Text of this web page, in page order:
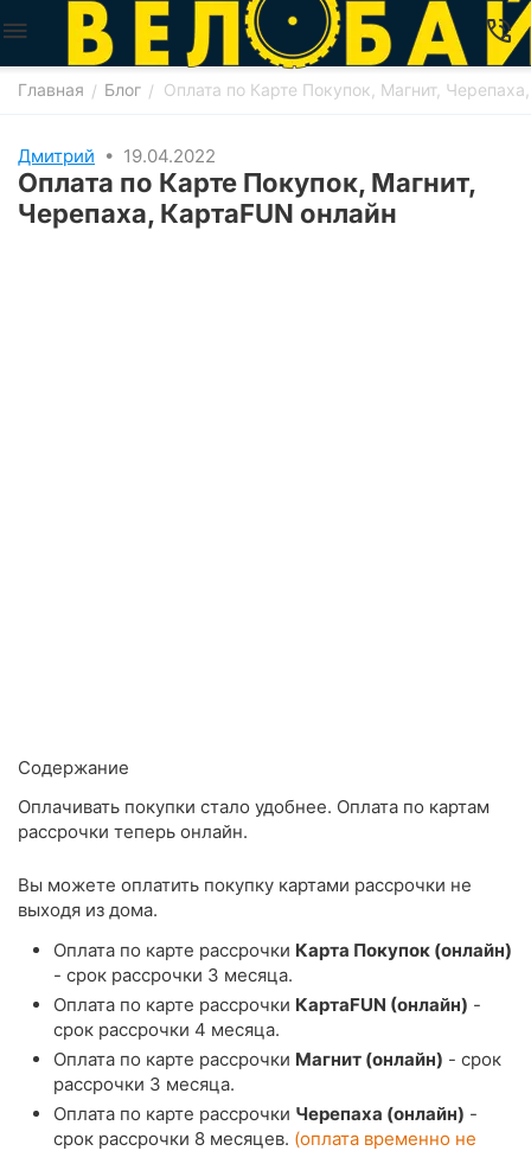
Главная / Блог / Оплата по Карте Покупок, Магнит,
Дмитрий • 19.04.2022
Оплата по Карте Покупок, Магнит,
Черепаха, КартаFUN онлайн
Содержание
Оплачивать покупки стало удобнее. Оплата по картам
рассрочки теперь онлайн.
Вы можете оплатить покупку картами рассрочки не
выходя из дома.
Оплата по карте рассрочки Карта Покупок (онлайн)
- срок рассрочки 3 месяца.
Оплата по карте рассрочки КартаFUN (онлайн) -
срок рассрочки 4 месяца.
Оплата по карте рассрочки Магнит (онлайн) - срок
рассрочки 3 месяца.
Оплата по карте рассрочки Черепаха (онлайн) -
срок рассрочки 8 месяцев. (оплата временно не